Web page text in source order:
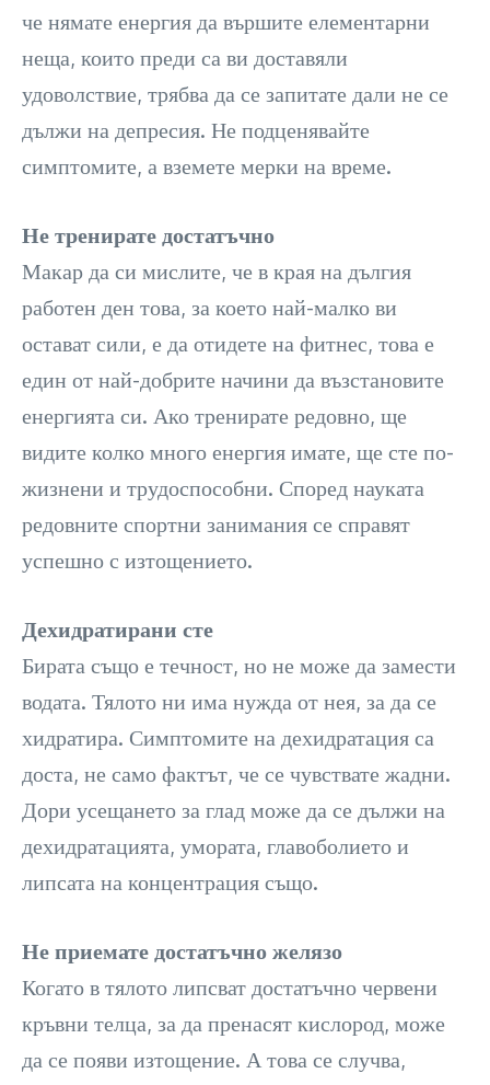
че нямате енергия да вършите елементарни
неща, които преди са ви доставяли
удоволствие, трябва да се запитате дали не се
дължи на депресия. Не подценявайте
симптомите, а вземете мерки на време.
Не тренирате достатъчно
Макар да си мислите, че в края на дългия
работен ден това, за което най-малко ви
остават сили, е да отидете на фитнес, това е
един от най-добрите начини да възстановите
енергията си. Ако тренирате редовно, ще
видите колко много енергия имате, ще сте по-
жизнени и трудоспособни. Според науката
редовните спортни занимания се справят
успешно с изтощението.
Дехидратирани сте
Бирата също е течност, но не може да замести
водата. Тялото ни има нужда от нея, за да се
хидратира. Симптомите на дехидратация са
доста, не само фактът, че се чувствате жадни.
Дори усещането за глад може да се дължи на
дехидратацията, умората, главоболието и
липсата на концентрация също.
Не приемате достатъчно желязо
Когато в тялото липсват достатъчно червени
кръвни телца, за да пренасят кислород, може
да се появи изтощение. А това се случва,